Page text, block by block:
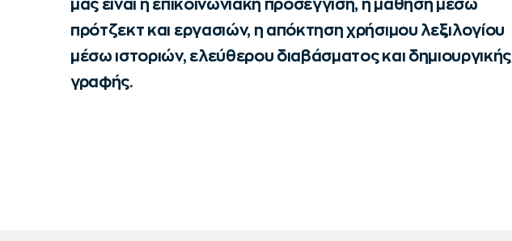
μας είναι η επικοινωνιακή προσέγγιση, η μάθηση μέσω
πρότζεκτ και εργασιών, η απόκτηση χρήσιμου λεξιλογίου
μέσω ιστοριών, ελεύθερου διαβάσματος και δημιουργικής
γραφής.